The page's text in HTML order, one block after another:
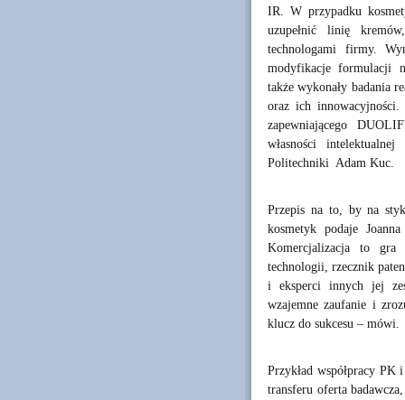
IR. W przypadku
uzupełnić linię
technologami firmy.
modyfikacje formulacji
także wykonały badania
oraz ich innowacyjności.
zapewniającego
własności
Politechniki Adam Kuc.
Przepis na to, by na
kosmetyk podaje
Komercjalizacja to gra
technologii, rzecznik
i eksperci innych jej
wzajemne zaufanie i
klucz do sukcesu – mówi.
Przykład współpracy
transferu oferta